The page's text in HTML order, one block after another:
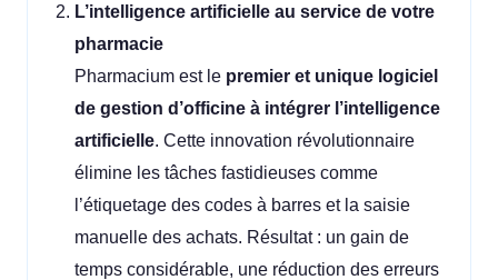
L’intelligence artificielle au service de votre
pharmacie
Pharmacium est le premier et unique logiciel
de gestion d’officine à intégrer l’intelligence
artificielle. Cette innovation révolutionnaire
élimine les tâches fastidieuses comme
l’étiquetage des codes à barres et la saisie
manuelle des achats. Résultat : un gain de
temps considérable, une réduction des erreurs